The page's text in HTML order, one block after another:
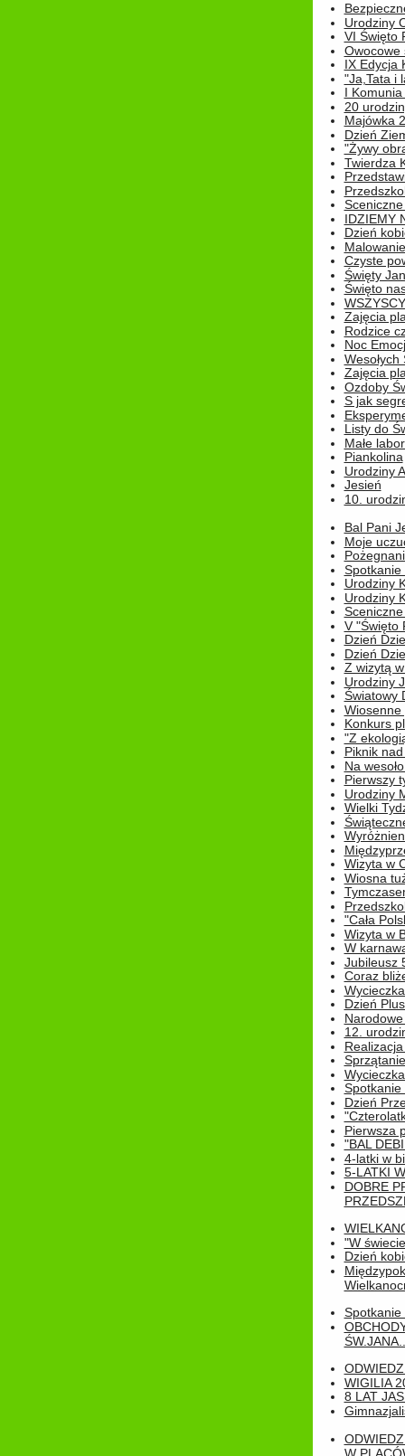
Urodziny
VI Święto
Owocowe
IX Edycja
"Ja,Tata i
I
20
Majówka
Dzień
"Żywy
Twierdza
IDZIEMY
Dzień
Czyste
Święty
Święto
Zajęcia
Rodzice
Noc
Wesołych
Zajęcia
Ozdoby
S jak
Listy do
Małe
Piankolina
Urodziny
Jesień
10.
Bal Pani
Moje
Spotkanie
Urodziny
Urodziny
V "Święto
Dzień
Dzień
Z wizytą
Urodziny
Światowy
Wiosenne
Konkurs
"Z
Piknik
Na
Pierwszy
Urodziny
Wielki
Wizyta w
Wiosna
"Cała
Wizyta w
W
Jubileusz
Coraz
Dzień
12.
Spotkanie
Dzień
Pierwsza
"BAL
4-latki w
5-LATKI
DOBRE
"W
Dzień
Spotkanie
WIGILIA
8 LAT